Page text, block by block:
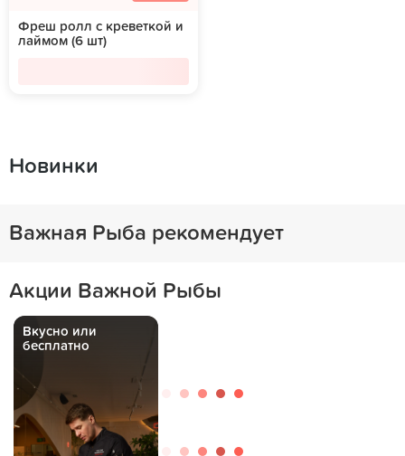
Фреш ролл с креветкой и
лаймом (6 шт)
Новинки
Важная Рыба рекомендует
Акции Важной Рыбы
Вкусно или
бесплатно